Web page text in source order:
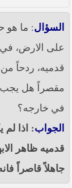
السؤال: ما هو
على الارض، في
قدميه، ردحاً من
مقصراً هل يجب
في خارجه؟
الجواب: اذا
قدميه ظاهر
جاهلاً قاصراً